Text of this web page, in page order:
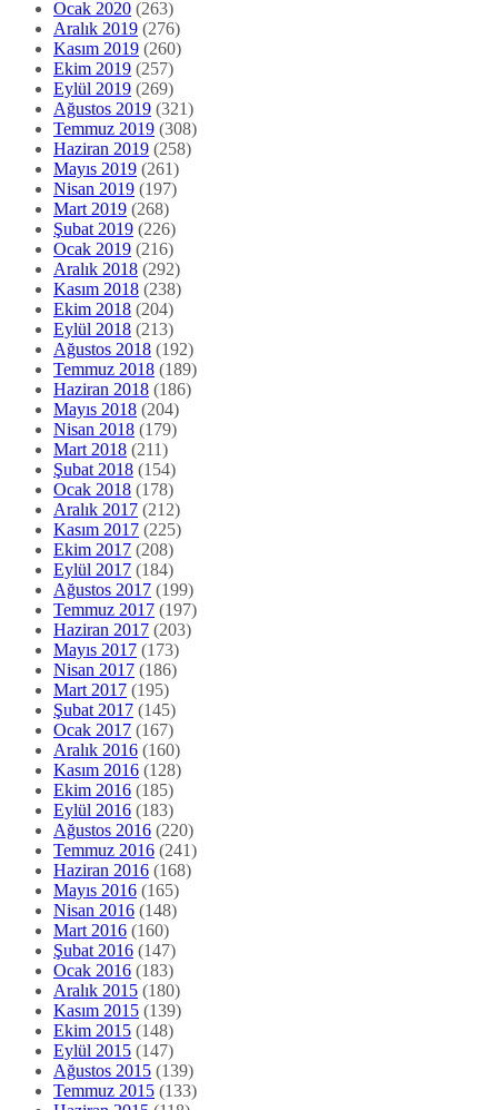
Ocak 2020 (263)
Aralık 2019 (276)
Kasım 2019 (260)
Ekim 2019 (257)
Eylül 2019 (269)
Ağustos 2019 (321)
Temmuz 2019 (308)
Haziran 2019 (258)
Mayıs 2019 (261)
Nisan 2019 (197)
Mart 2019 (268)
Şubat 2019 (226)
Ocak 2019 (216)
Aralık 2018 (292)
Kasım 2018 (238)
Ekim 2018 (204)
Eylül 2018 (213)
Ağustos 2018 (192)
Temmuz 2018 (189)
Haziran 2018 (186)
Mayıs 2018 (204)
Nisan 2018 (179)
Mart 2018 (211)
Şubat 2018 (154)
Ocak 2018 (178)
Aralık 2017 (212)
Kasım 2017 (225)
Ekim 2017 (208)
Eylül 2017 (184)
Ağustos 2017 (199)
Temmuz 2017 (197)
Haziran 2017 (203)
Mayıs 2017 (173)
Nisan 2017 (186)
Mart 2017 (195)
Şubat 2017 (145)
Ocak 2017 (167)
Aralık 2016 (160)
Kasım 2016 (128)
Ekim 2016 (185)
Eylül 2016 (183)
Ağustos 2016 (220)
Temmuz 2016 (241)
Haziran 2016 (168)
Mayıs 2016 (165)
Nisan 2016 (148)
Mart 2016 (160)
Şubat 2016 (147)
Ocak 2016 (183)
Aralık 2015 (180)
Kasım 2015 (139)
Ekim 2015 (148)
Eylül 2015 (147)
Ağustos 2015 (139)
Temmuz 2015 (133)